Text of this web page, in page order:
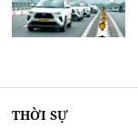
THỜI SỰ